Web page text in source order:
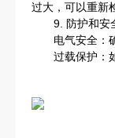
过大，可以重新
9. 防护和安
电气安全：确
过载保护：如